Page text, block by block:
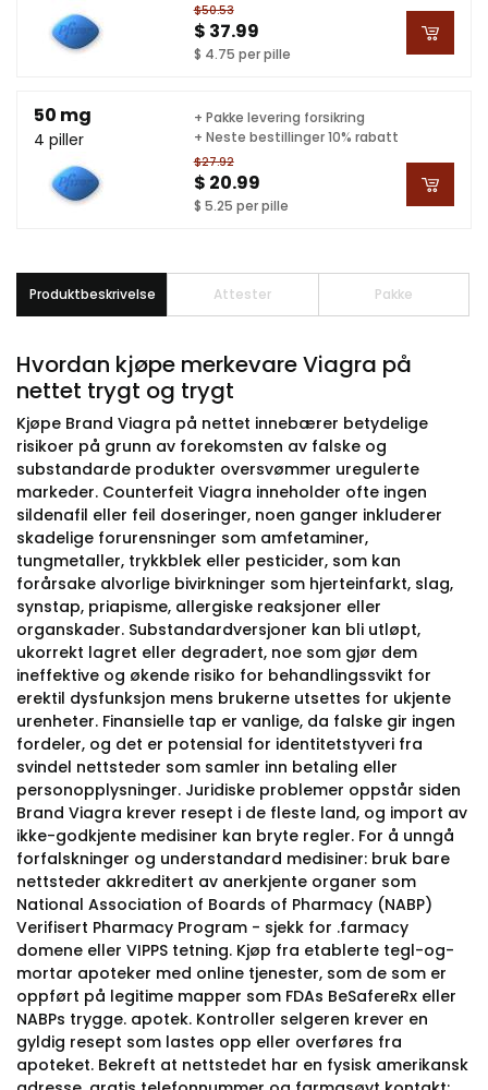
$50.53
$ 37.99
$ 4.75 per pille
50 mg
4 piller
$27.92
$ 20.99
$ 5.25 per pille
+ Pakke levering forsikring
+ Neste bestillinger 10% rabatt
Produktbeskrivelse Attester Pakke
Hvordan kjøpe merkevare Viagra på
nettet trygt og trygt
Kjøpe Brand Viagra på nettet innebærer betydelige
risikoer på grunn av forekomsten av falske og
substandarde produkter oversvømmer uregulerte
markeder. Counterfeit Viagra inneholder ofte ingen
sildenafil eller feil doseringer, noen ganger inkluderer
skadelige forurensninger som amfetaminer,
tungmetaller, trykkblek eller pesticider, som kan
forårsake alvorlige bivirkninger som hjerteinfarkt, slag,
synstap, priapisme, allergiske reaksjoner eller
organskader. Substandardversjoner kan bli utløpt,
ukorrekt lagret eller degradert, noe som gjør dem
ineffektive og økende risiko for behandlingssvikt for
erektil dysfunksjon mens brukerne utsettes for ukjente
urenheter. Finansielle tap er vanlige, da falske gir ingen
fordeler, og det er potensial for identitetstyveri fra
svindel nettsteder som samler inn betaling eller
personopplysninger. Juridiske problemer oppstår siden
Brand Viagra krever resept i de fleste land, og import av
ikke-godkjente medisiner kan bryte regler. For å unngå
forfalskninger og understandard medisiner: bruk bare
nettsteder akkreditert av anerkjente organer som
National Association of Boards of Pharmacy (NABP)
Verifisert Pharmacy Program - sjekk for .farmacy
domene eller VIPPS tetning. Kjøp fra etablerte tegl-og-
mortar apoteker med online tjenester, som de som er
oppført på legitime mapper som FDAs BeSafereRx eller
NABPs trygge. apotek. Kontroller selgeren krever en
gyldig resept som lastes opp eller overføres fra
apoteket. Bekreft at nettstedet har en fysisk amerikansk